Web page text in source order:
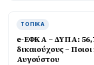
ΤΟΠΙΚΆ
e-ΕΦΚΑ – ΔΥΠΑ:
δικαιούχους –
Αυγούστου